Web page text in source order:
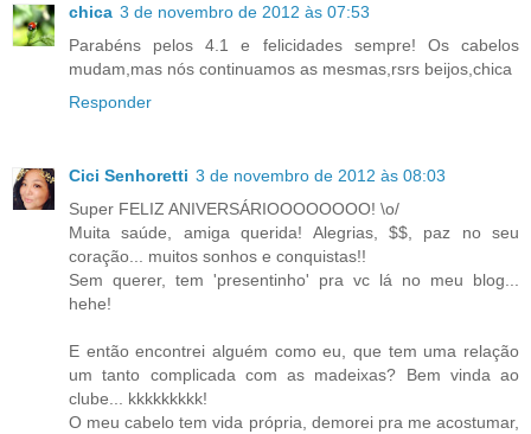
chica 3 de novembro de 2012 às 07:53
Parabéns pelos 4.1 e felicidades sempre! Os cabelos
mudam,mas nós continuamos as mesmas,rsrs beijos,chica
Responder
Cici Senhoretti 3 de novembro de 2012 às 08:03
Super FELIZ ANIVERSÁRIOOOOOOOO! \o/
Muita saúde, amiga querida! Alegrias, $$, paz no seu
coração... muitos sonhos e conquistas!!
Sem querer, tem 'presentinho' pra vc lá no meu blog...
hehe!
E então encontrei alguém como eu, que tem uma relação
um tanto complicada com as madeixas? Bem vinda ao
clube... kkkkkkkkk!
O meu cabelo tem vida própria, demorei pra me acostumar,